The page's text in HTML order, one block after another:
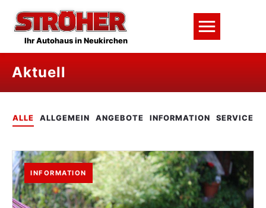
Ihr Autohaus in Neukirchen
Aktuell
ALLE ALLGEMEIN ANGEBOTE INFORMATION SERVICE
INFORMATION